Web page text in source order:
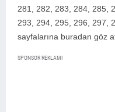
281, 282, 283, 284, 285,
293, 294, 295, 296, 297,
sayfalarına buradan göz
SPONSOR REKLAMI